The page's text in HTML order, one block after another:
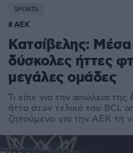
SPORTS
ΑΕΚ
Κατσίβελης: Μέσα
δύσκολες ήττες
μεγάλες ομάδες
Τι είπε για την απώλεια
ήττα στον τελικό του BCL
ζητούμενο για την ΑΕΚ τη